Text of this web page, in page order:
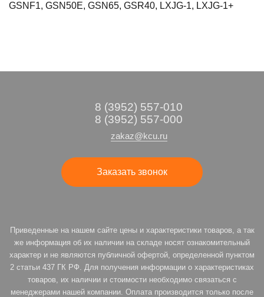
GSNF1, GSN50Е, GSN65, GSR40, LXJG-1, LXJG-1+
8 (3952) 557-010
8 (3952) 557-000
zakaz@kcu.ru
Заказать звонок
Приведенные на нашем сайте цены и характеристики товаров, а так
же информация об их наличии на складе носят ознакомительный
характер и не являются публичной офертой, определенной пунктом
2 статьи 437 ГК РФ. Для получения информации о характеристиках
товаров, их наличии и стоимости необходимо связаться с
менеджерами нашей компании. Оплата производится только после